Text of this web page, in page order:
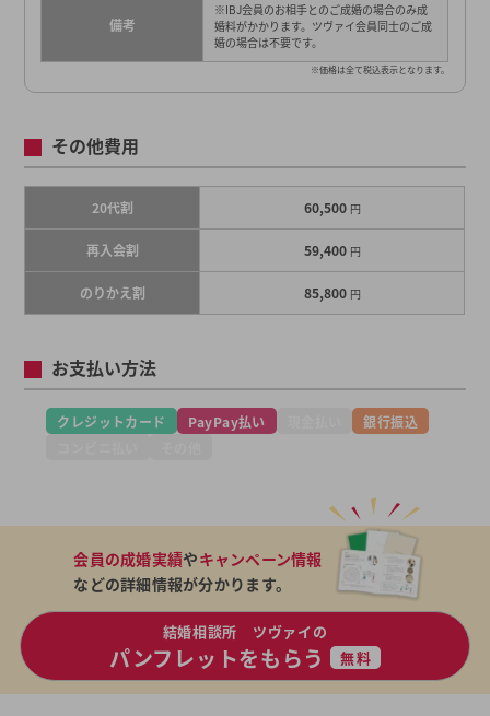
備考
※IBJ会員のお相手とのご成婚の場合のみ成
婚料がかかります。ツヴァイ会員同士のご成
婚の場合は不要です。
※価格は全て税込表示となります。
その他費用
20代割 60,500 円
再入会割 59,400 円
のりかえ割 85,800 円
お支払い方法
クレジットカード PayPay払い
銀行振込
会員の成婚実績やキャンペーン情報
などの詳細情報が分かります。
結婚相談所 ツヴァイの
パンフレットをもらう 無料